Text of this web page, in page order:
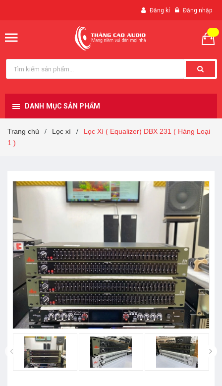
Đăng kí Đăng nhập
DANH MỤC SẢN PHẨM
Trang chủ / Lọc xì /
Lọc Xì ( Equalizer) DBX 231 ( Hàng Loại
1 )